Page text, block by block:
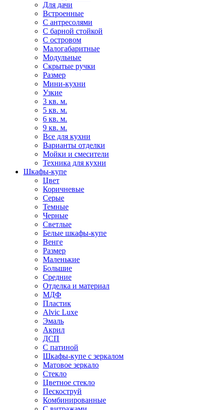
Для дачи
Встроенные
С антресолями
С барной стойкой
С островом
Малогабаритные
Модульные
Скрытые ручки
Размер
Мини-кухни
Узкие
3 кв. м.
5 кв. м.
6 кв. м.
9 кв. м.
Все для кухни
Варианты отделки
Мойки и смесители
Техника для кухни
Шкафы-купе
Цвет
Коричневые
Серые
Темные
Черные
Светлые
Белые шкафы-купе
Венге
Размер
Маленькие
Большие
Средние
Отделка и материал
МДФ
Пластик
Alvic Luxe
Эмаль
Акрил
ДСП
С патиной
Шкафы-купе с зеркалом
Матовое зеркало
Стекло
Цветное стекло
Пескоструй
Комбинированные